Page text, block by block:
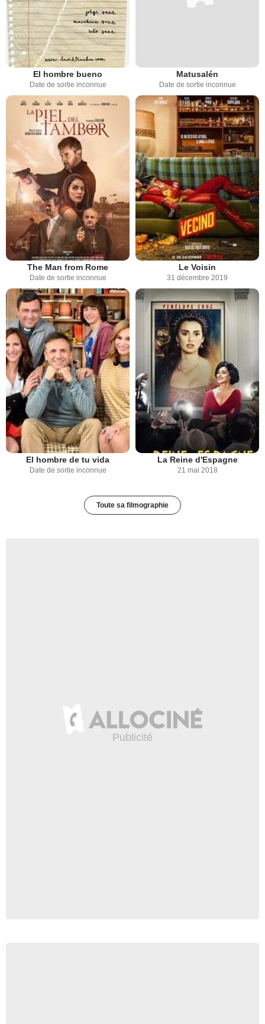
El hombre bueno
Date de sortie inconnue
Matusalén
Date de sortie inconnue
The Man from Rome
Date de sortie inconnue
Le Voisin
31 décembre 2019
El hombre de tu vida
Date de sortie inconnue
La Reine d'Espagne
21 mai 2018
Toute sa filmographie